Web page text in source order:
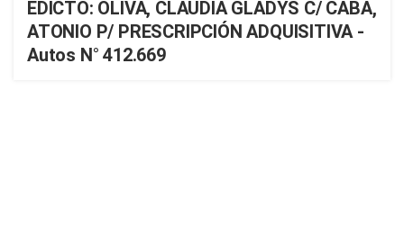
EDICTO: OLIVA, CLAUDIA GLADYS C/ CABA,
ATONIO P/ PRESCRIPCIÓN ADQUISITIVA -
Autos N° 412.669